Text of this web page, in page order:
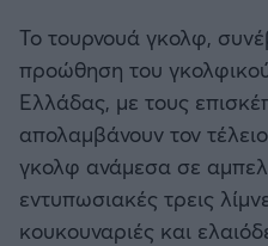
Μάντσεστερ
Μάντσεστερ Σίτι
Λίβερπουλ
Το τουρνουά γκολφ,
προώθηση του
Ελλάδας, με τους
απολαμβάνουν τον
γκολφ ανάμεσα σε
εντυπωσιακές τρεις
κουκουναριές και